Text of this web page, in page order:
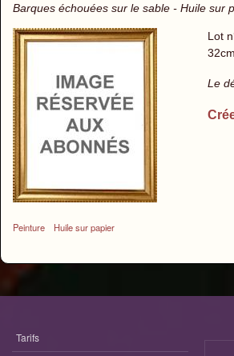
Barques échouées sur le sable - Huile sur
Peinture Huile sur papier
Lot
Le
Tarifs